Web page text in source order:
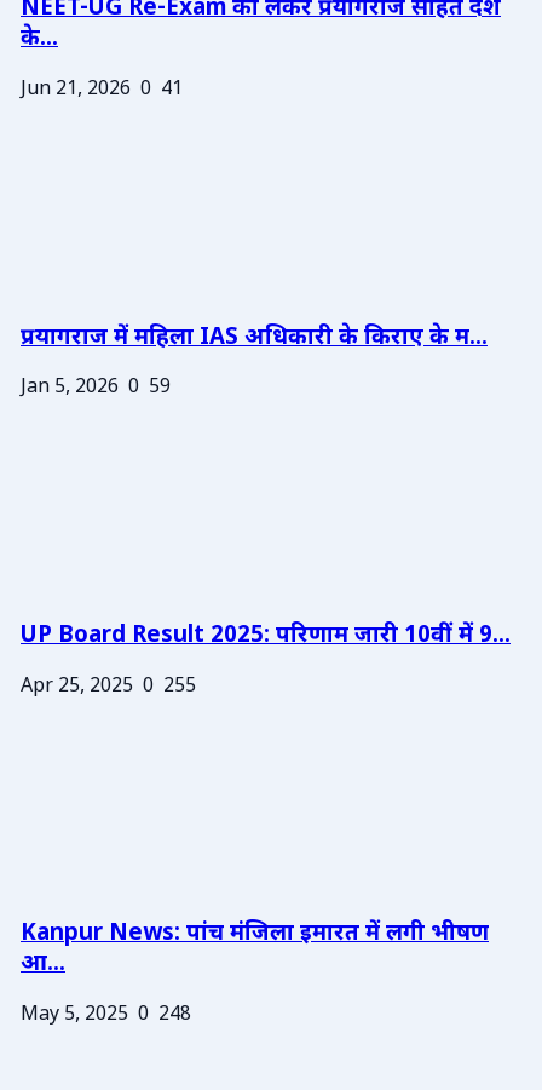
NEET-UG Re-Exam को लेकर प्रयागराज सहित देश
के...
Jun 21, 2026 0 41
प्रयागराज में महिला IAS अधिकारी के किराए के म...
Jan 5, 2026 0 59
UP Board Result 2025: परिणाम जारी 10वीं में 9...
Apr 25, 2025 0 255
Kanpur News: पांच मंजिला इमारत में लगी भीषण
आ...
May 5, 2025 0 248